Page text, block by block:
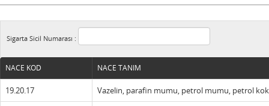
Sigarta Sicil Numarası :
NACE KOD NACE TANIM
19.20.17 Vazelin, parafin mumu, petrol mumu, petrol